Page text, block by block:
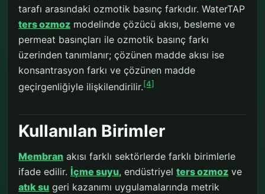
tarafı arasındaki ozmotik basınç farkıdır. WaterTAP
ters ozmoz modelinde çözücü akısı, besleme ve
permeat basınçları ile ozmotik basınç farkı
üzerinden tanımlanır; çözünen madde akısı ise
konsantrasyon farkı ve çözünen madde
geçirgenliğiyle ilişkilendirilir.[4]
Kullanılan Birimler
Membran akısı farklı sektörlerde farklı birimlerle
ifade edilir. İçme suyu, endüstriyel ters ozmoz ve
atık su geri kazanımı uygulamalarında metrik